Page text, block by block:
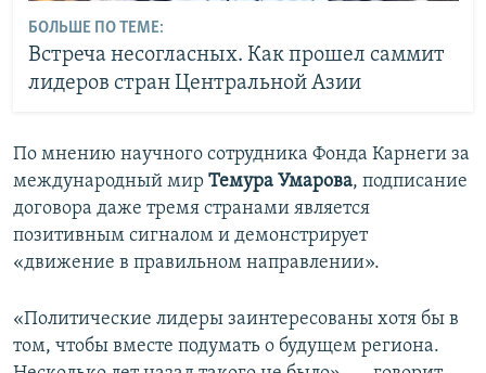
БОЛЬШЕ ПО ТЕМЕ:
Встреча несогласных. Как прошел саммит
лидеров стран Центральной Азии
По мнению научного сотрудника Фонда Карнеги за
международный мир Темура Умарова, подписание
договора даже тремя странами является
позитивным сигналом и демонстрирует
«движение в правильном направлении».
«Политические лидеры заинтересованы хотя бы в
том, чтобы вместе подумать о будущем региона.